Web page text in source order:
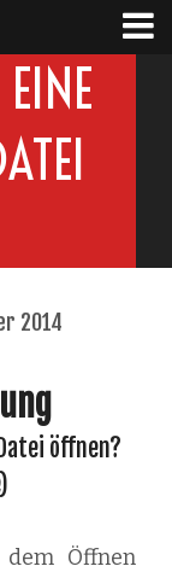
2014
öffnen?
Öffnen